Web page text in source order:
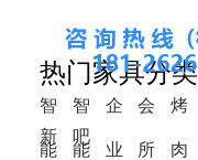
热门家具分类
智
能
智
能
企
业
会
所
烤
肉
新 吧